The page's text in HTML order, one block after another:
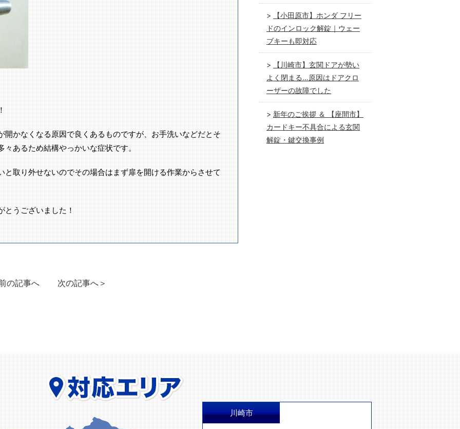
開かなくなる原因で良くあるものですが、お手洗いなどだとそ
あるため結構やっかいな症状です。
と取り外せないのでその場合はまず扉を開ける作業からさせて
とうございました！
の記事へ 次の記事へ＞
【小田原市】ホンダ フリー
ドのインロック解錠｜ウェー
ブキーも即対応
【川崎市】玄関ドアが勢い
よく閉まる…原因はドアクロ
ーザーの故障でした
新年のご挨拶 ＆ 【座間市】
カードキー不具合による玄関
解錠・鍵交換事例
川崎市